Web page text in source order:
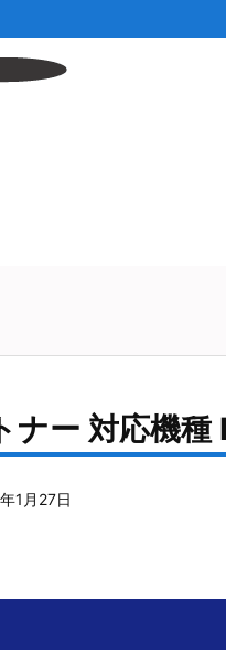
ナー 対応機
1月27日